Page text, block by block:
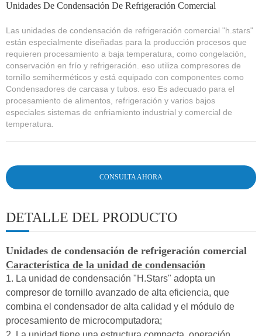
Unidades De Condensación De Refrigeración Comercial
Las unidades de condensación de refrigeración comercial "h.stars"
están especialmente diseñadas para la producción procesos que
requieren procesamiento a baja temperatura, como congelación,
conservación en frío y refrigeración. eso utiliza compresores de
tornillo semiherméticos y está equipado con componentes como
Condensadores de carcasa y tubos. eso Es adecuado para el
procesamiento de alimentos, refrigeración y varios bajos
especiales sistemas de enfriamiento industrial y comercial de
temperatura.
CONSULTA AHORA
DETALLE DEL PRODUCTO
Unidades de condensación de refrigeración comercial
Característica de la unidad de condensación
1. La unidad de condensación "H.Stars" adopta un
compresor de tornillo avanzado de alta eficiencia, que
combina el condensador de alta calidad y el módulo de
procesamiento de microcomputadora;